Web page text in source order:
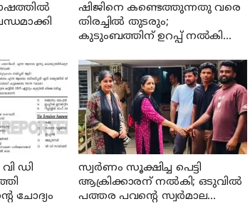
ഷിജിനെ കണ്ടെത്തുന്നതു വരെ
തിരച്ചില്‍ തുടരും;
കുടുംബത്തിന് ഉറപ്പ് നല്‍കി
ഡി
ചോദ്യം
സ്വര്‍ണം സൂക്ഷിച്ച പെട്ടി
ആക്രിക്കാരന് നല്‍കി; ഒടുവില്‍
പത്തര പവന്റെ സ്വര്‍മാല